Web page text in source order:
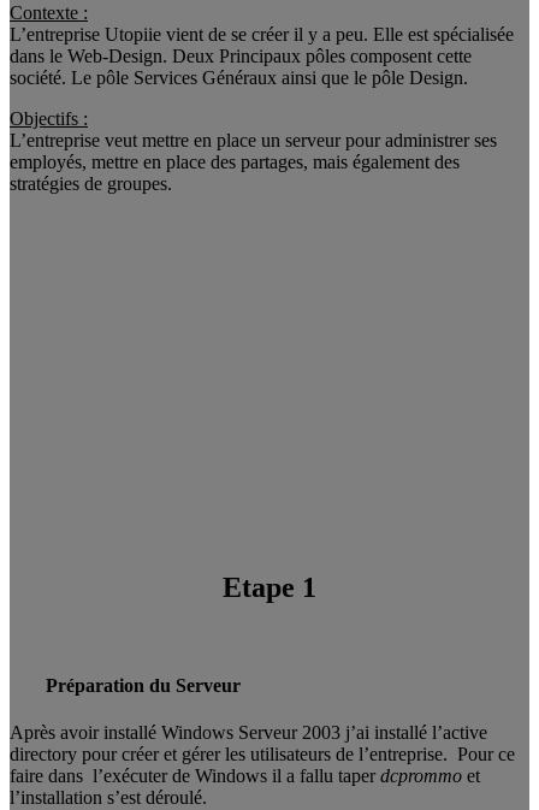
Contexte :
L’entreprise Utopiie vient de se créer il y a peu. Elle est spécialisée
dans le Web-Design. Deux Principaux pôles composent cette
société. Le pôle Services Généraux ainsi que le pôle Design.
Objectifs :
L’entreprise veut mettre en place un serveur pour administrer ses
employés, mettre en place des partages, mais également des
stratégies de groupes.
Etape 1
Préparation du Serveur
Après avoir installé Windows Serveur 2003 j’ai installé l’active
directory pour créer et gérer les utilisateurs de l’entreprise. Pour ce
faire dans l’exécuter de Windows il a fallu taperdcprommo et
l’installation s’est déroulé.